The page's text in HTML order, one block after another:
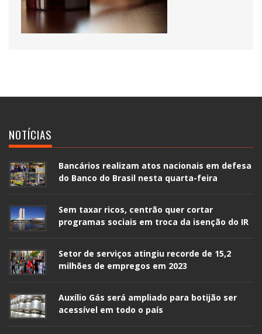
NOTÍCIAS
Bancários realizam atos nacionais em defesa
do Banco do Brasil nesta quarta-feira
Sem taxar ricos, centrão quer cortar
programas sociais em troca da isenção do IR
Setor de serviços atingiu recorde de 15,2
milhões de empregos em 2023
Auxílio Gás será ampliado para botijão ser
acessível em todo o país